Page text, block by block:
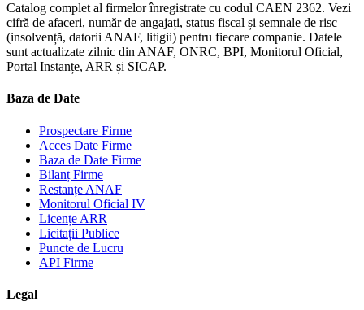
Catalog complet al firmelor înregistrate cu codul CAEN 2362. Vezi
cifră de afaceri, număr de angajați, status fiscal și semnale de risc
(insolvență, datorii ANAF, litigii) pentru fiecare companie. Datele
sunt actualizate zilnic din ANAF, ONRC, BPI, Monitorul Oficial,
Portal Instanțe, ARR și SICAP.
Baza de Date
Prospectare Firme
Acces Date Firme
Baza de Date Firme
Bilanț Firme
Restanțe ANAF
Monitorul Oficial IV
Licențe ARR
Licitații Publice
Puncte de Lucru
API Firme
Legal